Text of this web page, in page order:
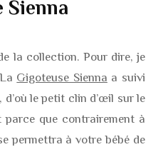
Sienna
la collection. Pour dire, je
Gigoteuse Sienna a suivi
d’où le petit clin d’œil sur le
que contrairement à
permettra à votre bébé de